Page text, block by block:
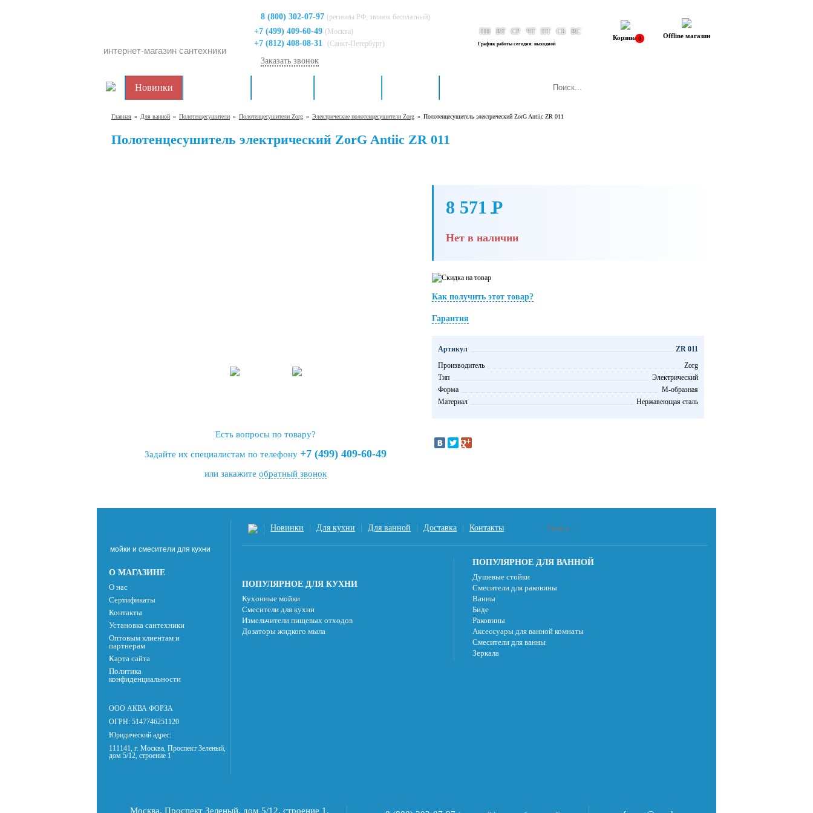
интернет-магазин сантехники
8 (800) 302-07-97 (регионы РФ, звонок бесплатный)
+7 (499) 409-60-49 (Москва)
+7 (812) 408-08-31 (Санкт-Петербург)
Заказать звонок
ПН ВТ СР ЧТ ПТ СБ ВС
График работы сегодня: выходной
0
Корзина Offline магазин
Новинки
Главная » Для ванной » Полотенцесушители » Полотенцесушители Zorg » Электрические полотенцесушители Zorg » Полотенцесушитель электрический ZorG Antiic ZR 011
Полотенцесушитель электрический ZorG Antiic ZR 011
Есть вопросы по товару?
Задайте их специалистам по телефону +7 (499) 409-60-49
или закажите обратный звонок
8 571P
-
Нет в наличии
Как получить этот товар?
Гарантия
Артикул
ZR 011
Производитель
Zorg
Тип
Электрический
Форма
М-образная
Материал
Нержавеющая сталь
мойки и смесители для кухни
О МАГАЗИНЕ
О нас
Сертификаты
Контакты
Установка сантехники
Оптовым клиентам и
партнерам
Карта сайта
Политика
конфиденциальности
ООО АКВА ФОРЗА
ОГРН: 5147746251120
Юридический адрес:
111141, г. Москва, Проспект Зеленый,
дом 5/12, строение 1
Новинки Для кухни Для ванной Доставка Контакты
ПОПУЛЯРНОЕ ДЛЯ КУХНИ
Кухонные мойки
Смесители для кухни
Измельчители пищевых отходов
Дозаторы жидкого мыла
ПОПУЛЯРНОЕ ДЛЯ ВАННОЙ
Душевые стойки
Смесители для раковины
Ванны
Биде
Раковины
Аксессуары для ванной комнаты
Смесители для ванны
Зеркала
Москва, Проспект Зеленый, дом 5/12, строение 1,